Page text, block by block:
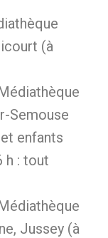
(à
Semouse
enfants
h : tout
Jussey (à